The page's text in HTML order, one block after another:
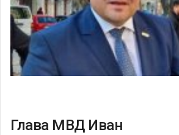
Глава МВД Иван